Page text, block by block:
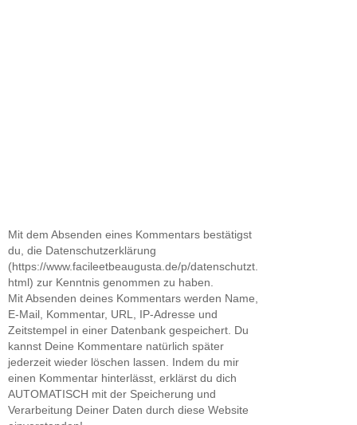
Mit dem Absenden eines Kommentars bestätigst
du, die Datenschutzerklärung
(https://www.facileetbeaugusta.de/p/datenschutzt.
html) zur Kenntnis genommen zu haben.
Mit Absenden deines Kommentars werden Name,
E-Mail, Kommentar, URL, IP-Adresse und
Zeitstempel in einer Datenbank gespeichert. Du
kannst Deine Kommentare natürlich später
jederzeit wieder löschen lassen. Indem du mir
einen Kommentar hinterlässt, erklärst du dich
AUTOMATISCH mit der Speicherung und
Verarbeitung Deiner Daten durch diese Website